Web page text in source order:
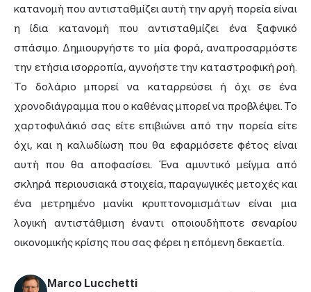
κατανομή που αντισταθμίζει αυτή την αργή πορεία είναι
η ίδια κατανομή που αντισταθμίζει ένα ξαφνικό
σπάσιμο. Δημιουργήστε το μία φορά, αναπροσαρμόστε
την ετήσια ισορροπία, αγνοήστε την καταστροφική ροή.
Το δολάριο μπορεί να καταρρεύσει ή όχι σε ένα
χρονοδιάγραμμα που ο καθένας μπορεί να προβλέψει. Το
χαρτοφυλάκιό σας είτε επιβιώνει από την πορεία είτε
όχι, και η καλωδίωση που θα εφαρμόσετε φέτος είναι
αυτή που θα αποφασίσει. Ένα αμυντικό μείγμα από
σκληρά περιουσιακά στοιχεία, παραγωγικές μετοχές και
ένα μετρημένο μανίκι κρυπτονομισμάτων είναι μια
λογική αντιστάθμιση έναντι οποιουδήποτε σεναρίου
οικονομικής κρίσης που σας φέρει η επόμενη δεκαετία.
Marco Lucchetti